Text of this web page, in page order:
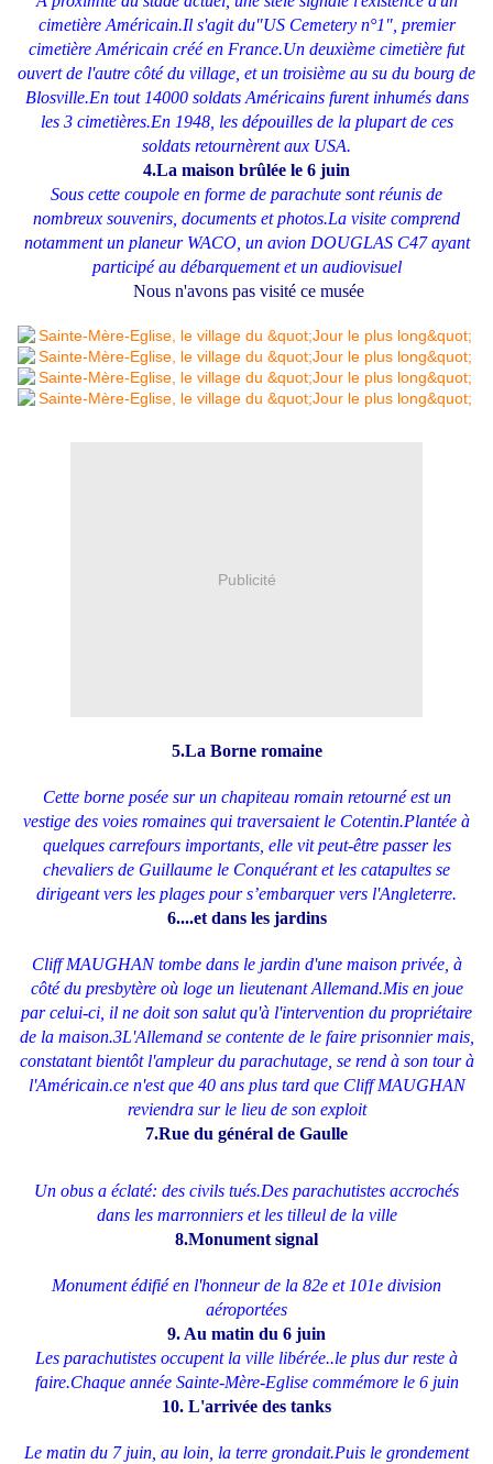
cimetière Américain.Il s'agit du"US Cemetery n°1", premier
cimetière Américain créé en France.Un deuxième cimetière fut
ouvert de l'autre côté du village, et un troisième au su du bourg de
Blosville.En tout 14000 soldats Américains furent inhumés dans
les 3 cimetières.En 1948, les dépouilles de la plupart de ces
soldats retournèrent aux USA.
4.La maison brûlée le 6 juin
Sous cette coupole en forme de parachute sont réunis de
nombreux souvenirs, documents et photos.La visite comprend
notamment un planeur WACO, un avion DOUGLAS C47 ayant
participé au débarquement et un audiovisuel
Nous n'avons pas visité ce musée
Publicité
5.La Borne romaine
Cette borne posée sur un chapiteau romain retourné est un
vestige des voies romaines qui traversaient le Cotentin.Plantée à
quelques carrefours importants, elle vit peut-être passer les
chevaliers de Guillaume le Conquérant et les catapultes se
dirigeant vers les plages pour s’embarquer vers l'Angleterre.
6....et dans les jardins
Cliff MAUGHAN tombe dans le jardin d'une maison privée, à
côté du presbytère où loge un lieutenant Allemand.Mis en joue
par celui-ci, il ne doit son salut qu'à l'intervention du propriétaire
de la maison.3L'Allemand se contente de le faire prisonnier mais,
constatant bientôt l'ampleur du parachutage, se rend à son tour à
l'Américain.ce n'est que 40 ans plus tard que Cliff MAUGHAN
reviendra sur le lieu de son exploit
7.Rue du général de Gaulle
Un obus a éclaté: des civils tués.Des parachutistes accrochés
dans les marronniers et les tilleul de la ville
8.Monument signal
Monument édifié en l'honneur de la 82e et 101e division
aéroportées
9. Au matin du 6 juin
Les parachutistes occupent la ville libérée..le plus dur reste à
faire.Chaque année Sainte-Mère-Eglise commémore le 6 juin
10. L'arrivée des tanks
Le matin du 7 juin, au loin, la terre grondait.Puis le grondement